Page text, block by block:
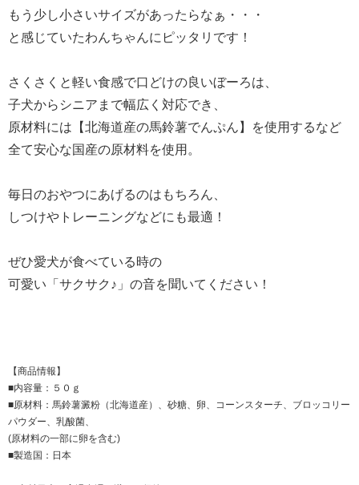
もう少し小さいサイズがあったらなぁ・・・
と感じていたわんちゃんにピッタリです！
さくさくと軽い食感で口どけの良いぼーろは、
子犬からシニアまで幅広く対応でき、
原材料には【北海道産の馬鈴薯でんぷん】を使用するなど
全て安心な国産の原材料を使用。
毎日のおやつにあげるのはもちろん、
しつけやトレーニングなどにも最適！
ぜひ愛犬が食べている時の
可愛い「サクサク♪」の音を聞いてください！
【商品情報】
■内容量：５０ｇ
■原材料：馬鈴薯澱粉（北海道産）、砂糖、卵、コーンスターチ、ブロッコリー
パウダー、乳酸菌、
(原材料の一部に卵を含む)
■製造国：日本